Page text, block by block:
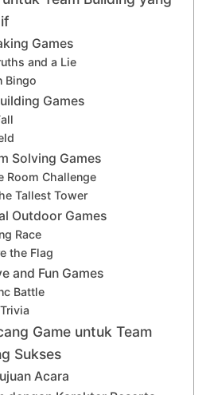
Games
and a Lie
Bingo
Games
Solving Games
Room Challenge
Tallest Tower
Outdoor Games
Race
the Flag
and Fun Games
Battle
Game untuk Team
Sukses
Acara